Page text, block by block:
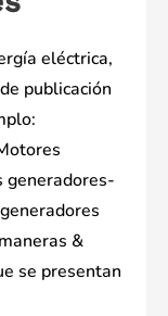
eléctrica,
publicación
generadores-
&
se presentan